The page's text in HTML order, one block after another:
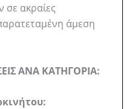
σε ακραίες
άμεση
ΑΝΑ ΚΑΤΗΓΟΡΙΑ: